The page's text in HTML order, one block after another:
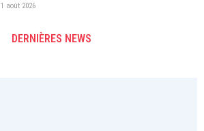
1 août 2026
DERNIÈRES NEWS